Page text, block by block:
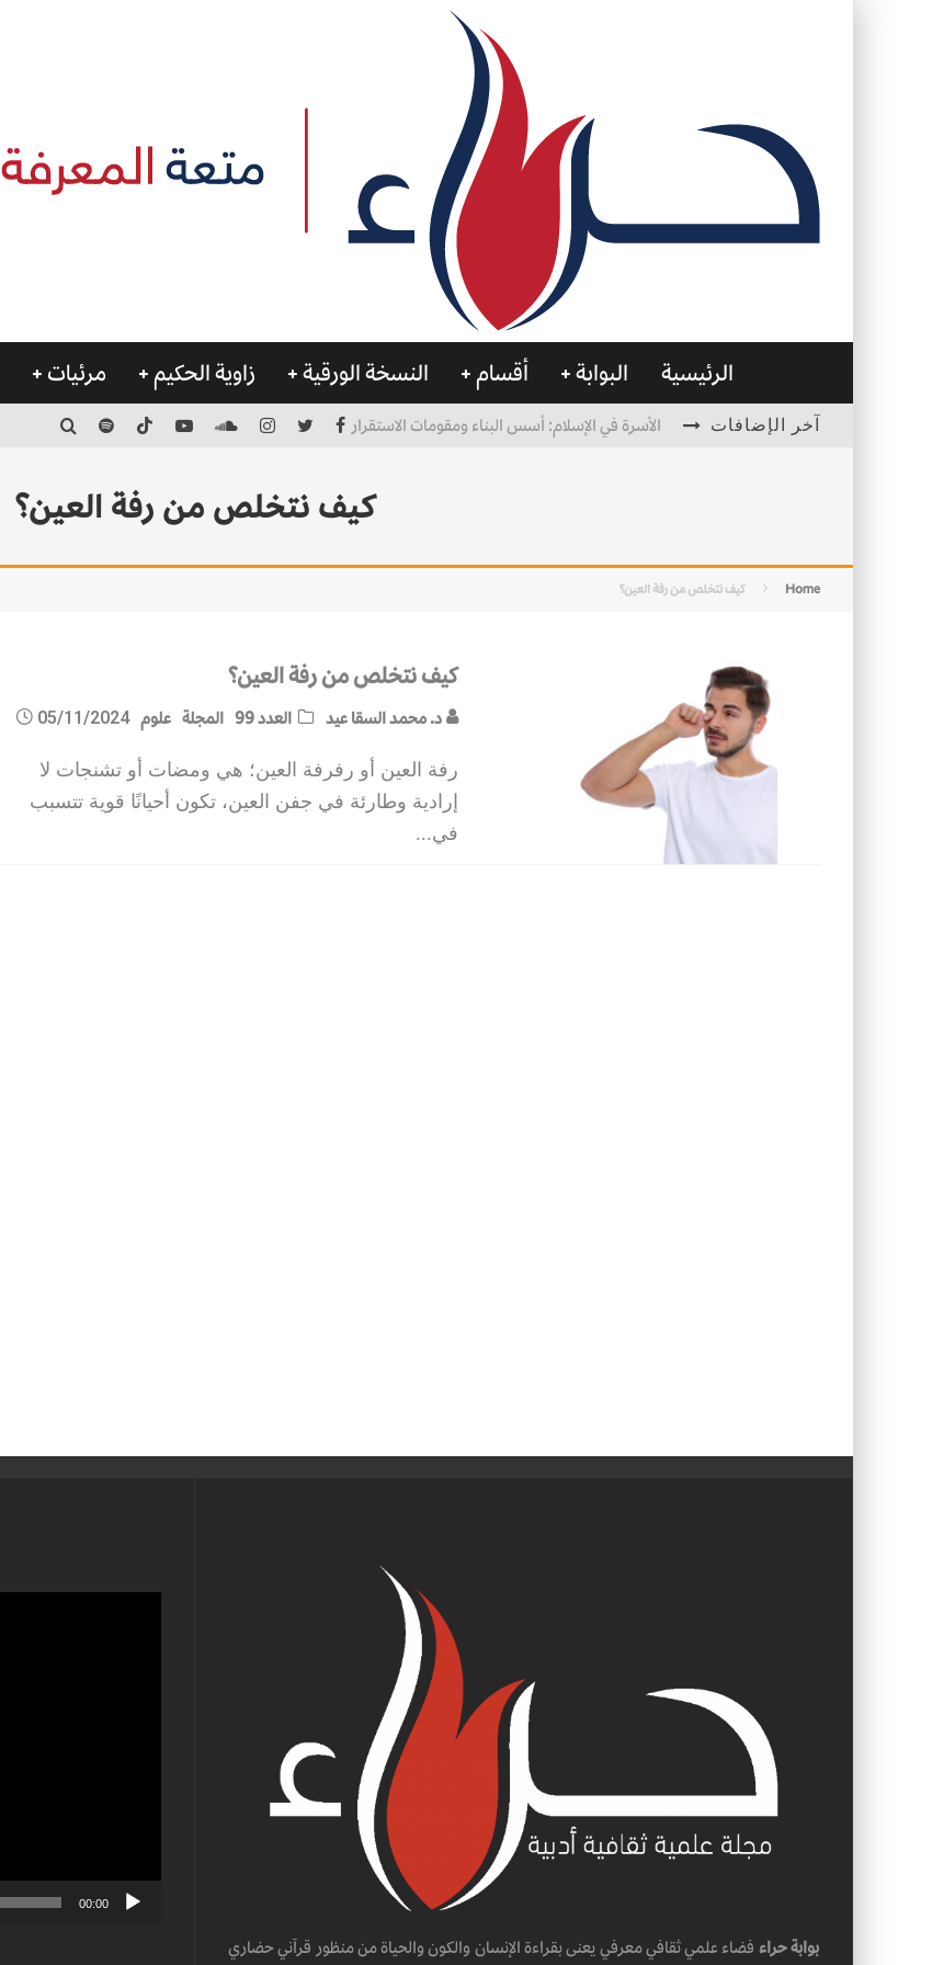
الرئيسية البوابة أقسام النسخة الورقية زاوية الحكيم مرئيات
آخر الإضافات الأسرة في الإسلام: أسس البناء ومقومات الاستقرار
كيف نتخلص من رفة العين؟
Home كيف نتخلص من رفة العين؟
كيف نتخلص من رفة العين؟
د. محمد السقا عيد العدد 99 المجلة علوم 05/11/2024
رفة العين أو رفرفة العين؛ هي ومضات أو تشنجات لا
إرادية وطارئة في جفن العين، تكون أحيانًا قوية تتسبب
في...
بوابة حراء فضاء علمي ثقافي معرفي يعنى بقراءة الإنسان والكون والحياة من منظور قرآني حضاري
00:00